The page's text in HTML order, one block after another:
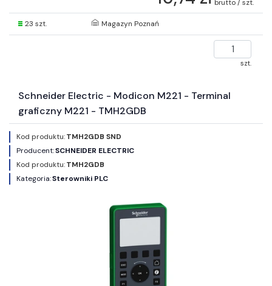
brutto / szt.
23 szt. Magazyn Poznań
szt.
Schneider Electric - Modicon M221 - Terminal
graficzny M221 - TMH2GDB
Kod produktu:TMH2GDB SND
Producent:SCHNEIDER ELECTRIC
Kod produktu:TMH2GDB
Kategoria:Sterowniki PLC